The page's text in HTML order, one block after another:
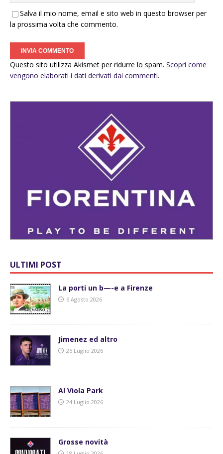
Salva il mio nome, email e sito web in questo browser per
la prossima volta che commento.
Questo sito utilizza Akismet per ridurre lo spam. Scopri come
vengono elaborati i dati derivati dai commenti.
ULTIMI POST
La porti un b—-e a Firenze
6 Agosto 2026
Jimenez ed altro
26 Luglio 2026
Al Viola Park
24 Luglio 2026
Grosse novità